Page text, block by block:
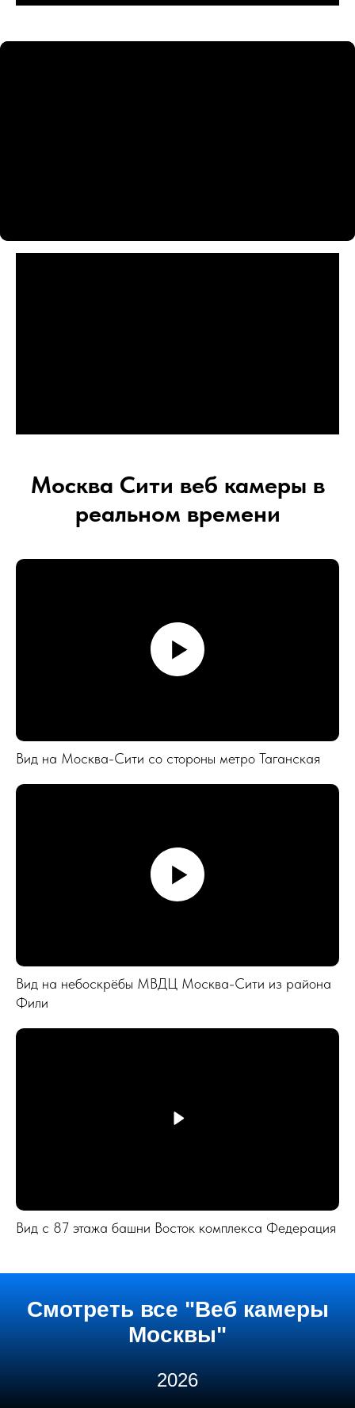
Москва Сити веб камеры в
реальном времени
Вид на Москва-Сити со стороны метро Таганская
Вид на небоскрёбы МВДЦ Москва-Сити из района
Фили
Вид с 87 этажа башни Восток комплекса Федерация
Смотреть все "Веб камеры
Москвы"
2026